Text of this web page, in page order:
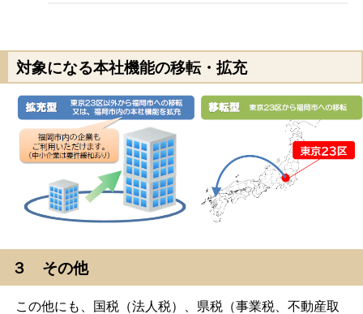
対象になる本社機能の移転・拡充
３ その他
この他にも、国税（法人税）、県税（事業税、不動産取